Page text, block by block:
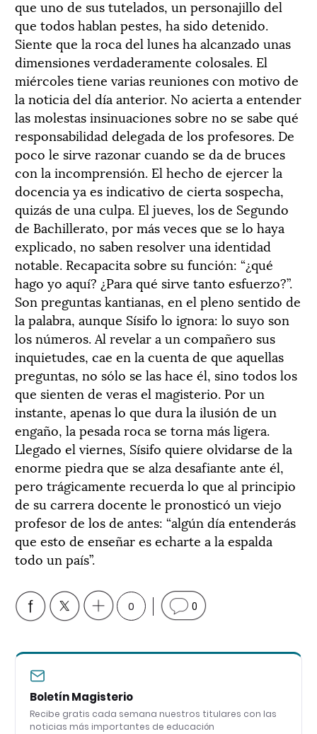
que uno de sus tutelados, un personajillo del
que todos hablan pestes, ha sido detenido.
Siente que la roca del lunes ha alcanzado unas
dimensiones verdaderamente colosales. El
miércoles tiene varias reuniones con motivo de
la noticia del día anterior. No acierta a entender
las molestas insinuaciones sobre no se sabe qué
responsabilidad delegada de los profesores. De
poco le sirve razonar cuando se da de bruces
con la incomprensión. El hecho de ejercer la
docencia ya es indicativo de cierta sospecha,
quizás de una culpa. El jueves, los de Segundo
de Bachillerato, por más veces que se lo haya
explicado, no saben resolver una identidad
notable. Recapacita sobre su función: “¿qué
hago yo aquí? ¿Para qué sirve tanto esfuerzo?”.
Son preguntas kantianas, en el pleno sentido de
la palabra, aunque Sísifo lo ignora: lo suyo son
los números. Al revelar a un compañero sus
inquietudes, cae en la cuenta de que aquellas
preguntas, no sólo se las hace él, sino todos los
que sienten de veras el magisterio. Por un
instante, apenas lo que dura la ilusión de un
engaño, la pesada roca se torna más ligera.
Llegado el viernes, Sísifo quiere olvidarse de la
enorme piedra que se alza desafiante ante él,
pero trágicamente recuerda lo que al principio
de su carrera docente le pronosticó un viejo
profesor de los de antes: “algún día entenderás
que esto de enseñar es echarte a la espalda
todo un país”.
0 0
Boletín Magisterio
Recibe gratis cada semana nuestros titulares con las
noticias más importantes de educación